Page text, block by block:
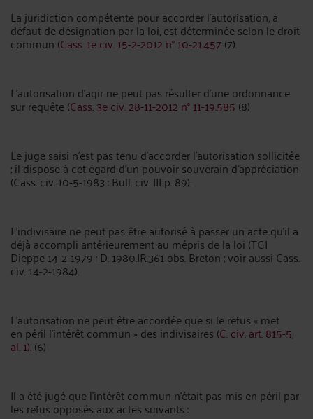
La juridiction compétente pour accorder l'autorisation, à
défaut de désignation par la loi, est déterminée selon le droit
commun (Cass. 1e civ. 15-2-2012 n° 10-21.457 (7).
L'autorisation d'agir ne peut pas résulter d'une ordonnance
sur requête (Cass. 3e civ. 28-11-2012 n° 11-19.585 (8)
Le juge saisi n'est pas tenu d'accorder l'autorisation sollicitée
; il dispose à cet égard d'un pouvoir souverain d'appréciation
(Cass. civ. 10-5-1983 : Bull. civ. III p. 89).
L'indivisaire ne peut pas être autorisé à passer un acte qu'il a
déjà accompli antérieurement au mépris de la loi (TGI
Dieppe 14-2-1979 : D. 1980.IR.361 obs. Breton ; voir aussi Cass.
civ. 14-2-1984).
L'autorisation ne peut être accordée que si le refus « met
en péril l'intérêt commun » des indivisaires (C. civ. art. 815-5,
al. 1).(6)
Il a été jugé que l'intérêt commun n'était pas mis en péril par
les refus opposés aux actes suivants :